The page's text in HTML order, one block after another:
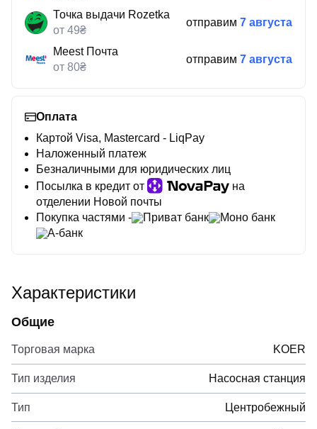
Точка выдачи Rozetka
от 49₴
отправим 7 августа
Meest Почта
от 80₴
отправим 7 августа
Оплата
Картой Visa, Mastercard - LiqPay
Наложенный платеж
Безналичными для юридических лиц
Посылка в кредит от
на
отделении Новой почты
Покупка частями -
Приват банк
Моно банк
А-банк
Характеристики
Общие
Торговая марка KOER
Тип изделия Насосная станция
Тип Центробежный